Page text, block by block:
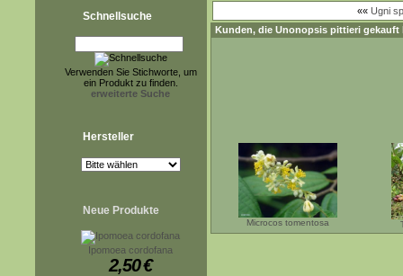
Schnellsuche
Verwenden Sie Stichworte, um
ein Produkt zu finden.
erweiterte Suche
Hersteller
Neue Produkte
Ipomoea cordofana
2,50€
«« Ugni
Kunden, die Unonopsis pittieri gekauft
Microcos tomentosa